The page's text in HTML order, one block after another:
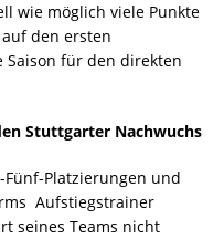
wie möglich viele Punkte
den ersten
Saison für den direkten
Stuttgarter Nachwuchs
Platzierungen und
 Aufstiegstrainer
seines Teams nicht